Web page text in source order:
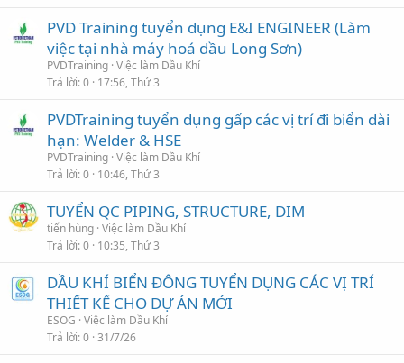
PVD Training tuyển dụng E&I ENGINEER (Làm
việc tại nhà máy hoá dầu Long Sơn)
PVDTraining Việc làm Dầu Khí
Trả lời 0 17:56, Thứ 3
PVDTraining tuyển dụng gấp các vị trí đi biển dài
hạn: Welder & HSE
PVDTraining Việc làm Dầu Khí
Trả lời 0 10:46, Thứ 3
TUYỂN QC PIPING, STRUCTURE, DIM
tiến hùng Việc làm Dầu Khí
Trả lời 0 10:35, Thứ 3
DẦU KHÍ BIỂN ĐÔNG TUYỂN DỤNG CÁC VỊ TRÍ
THIẾT KẾ CHO DỰ ÁN MỚI
ESOG Việc làm Dầu Khí
Trả lời 0 31/7/26